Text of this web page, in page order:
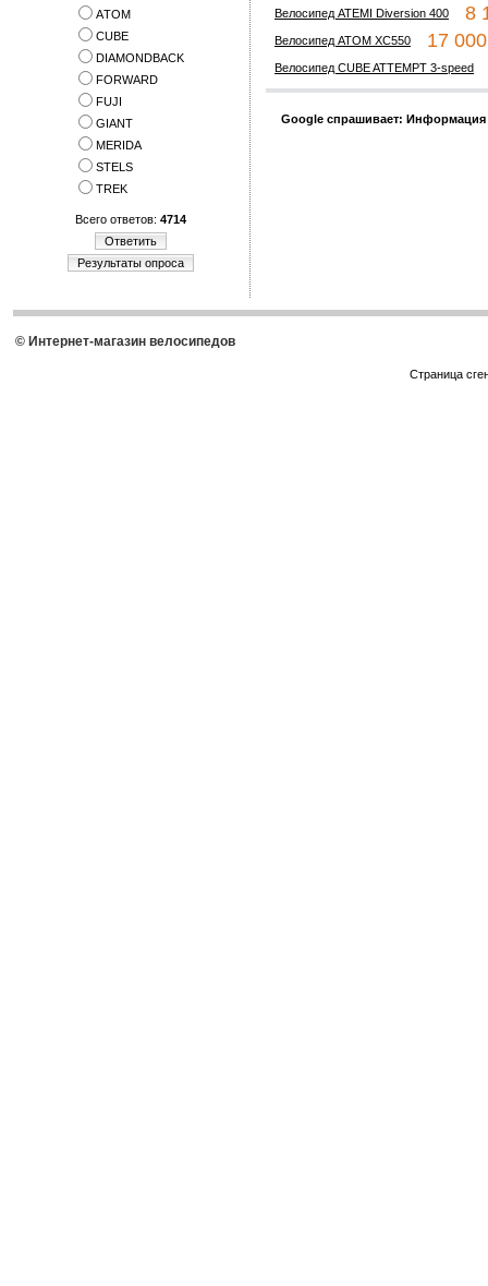
АTOM
CUBE
DIAMONDBACK
FORWARD
FUJI
GIANT
MERIDA
STELS
TREK
Всего ответов: 4714
Ответить
Результаты опроса
Велосипед ATEMI Diversion 400 8
Велосипед ATOM XC550 17
Велосипед CUBE ATTEMPT 3-speed
Google спрашивает:
© Интернет-магазин велосипедов
Страница